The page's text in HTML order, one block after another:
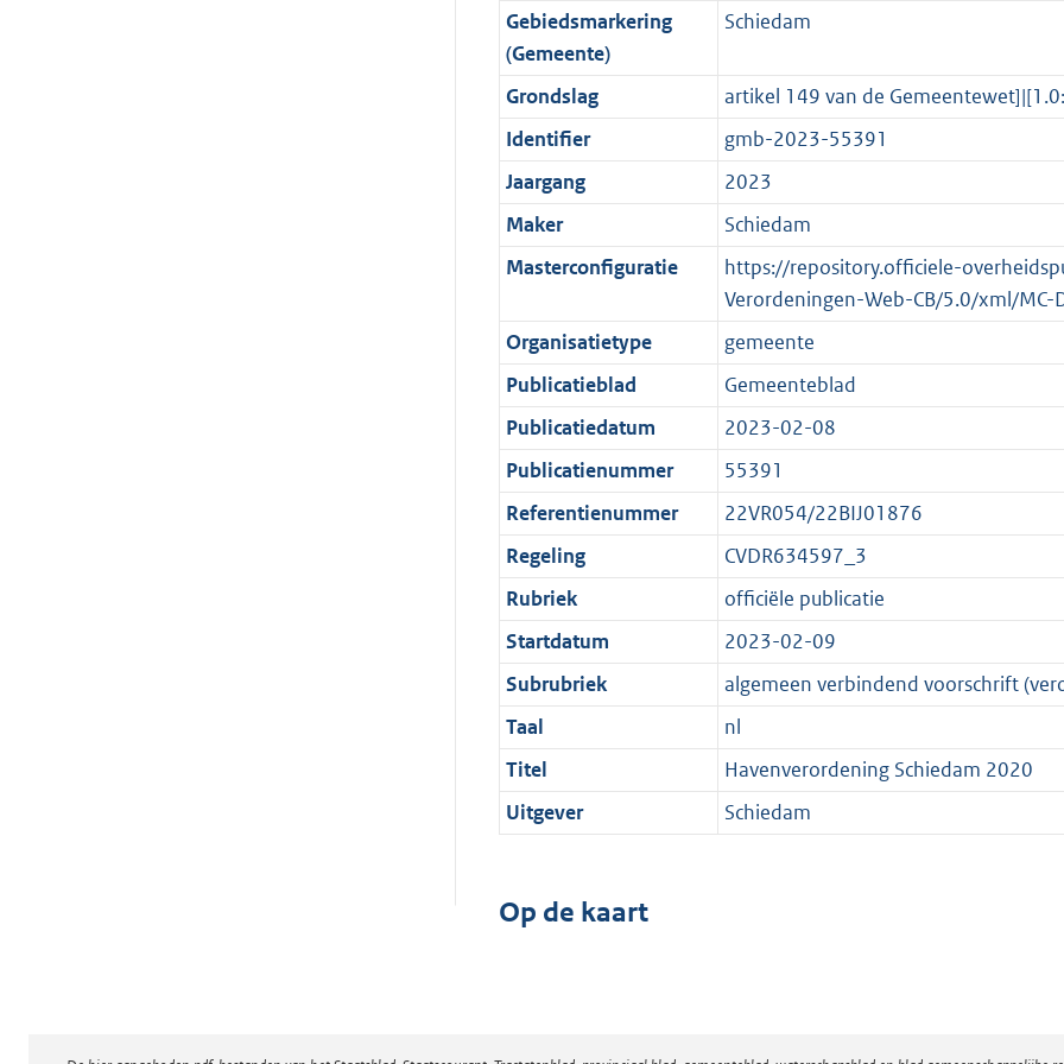
o
r
m
a
a
t
f
o
r
m
a
a
t
b
n
f
o
r
m
a
a
t
K
b
i
n
f
o
r
m
a
a
4
K
b
o
t
e
:
2
K
b
o
t
t
e
2
K
b
Gebiedsmarkering
(Gemeente)
Schiedam
Grondslag
artikel 149 van de
Identifier
gmb-2023-55391
Jaargang
2023
Maker
Schiedam
Masterconfiguratie
https://repository.officiele-
Verordeningen-Web-CB/5.0/xml/MC-
Organisatietype
gemeente
Publicatieblad
Gemeenteblad
Publicatiedatum
2023-02-08
Publicatienummer
55391
Referentienummer
22VR054/22BIJ01876
Regeling
CVDR634597_3
Rubriek
officiële publicatie
Startdatum
2023-02-09
Subrubriek
algemeen verbindend voorschrift
Taal
nl
Titel
Havenverordening Schiedam 2020
Uitgever
Schiedam
Op de kaart